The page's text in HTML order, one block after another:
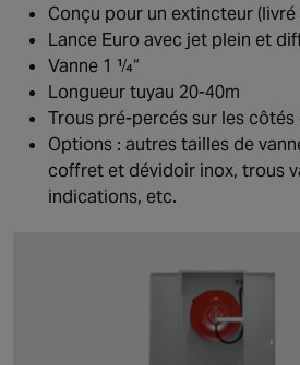
Conçu pour un extincteur
Lance Euro avec jet plein et
Vanne 1 ¼“
Longueur tuyau 20-40m
Trous pré-percés sur les
Options : autres tailles de
coffret et dévidoir inox, trous
indications, etc.